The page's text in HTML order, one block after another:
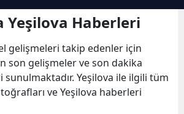
Yeşilova Haberleri
gelişmeleri takip edenler için
son gelişmeler ve son dakika
sunulmaktadır. Yeşilova ile ilgili tüm
ve Yeşilova haberleri